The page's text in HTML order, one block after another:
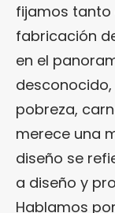
fijamos tanto
fabricación
en el
pobreza,
merece una
diseño se
a diseño y
Hablamos